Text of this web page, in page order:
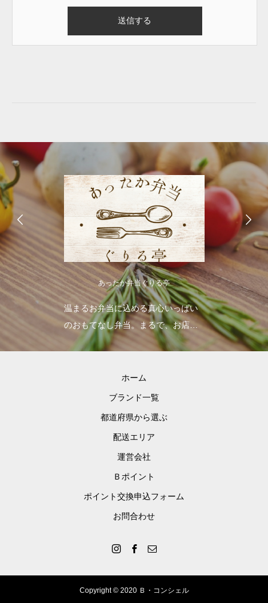
あったか弁当ぐりる亭
温まるお弁当に込める真心いっぱい
のおもてなし弁当。まるで、お店で
食べているかのようなお弁当をご提
ホーム
ブランド一覧
都道府県から選ぶ
配送エリア
運営会社
Ｂポイント
ポイント交換申込フォーム
お問合わせ
Copyright © 2020 Ｂ・コンシェル